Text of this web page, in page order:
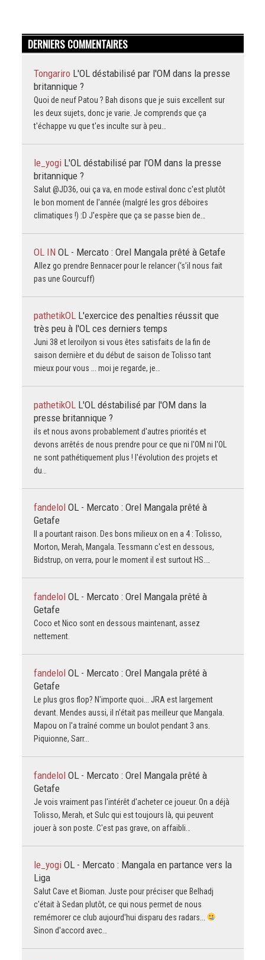
DERNIERS COMMENTAIRES
Tongariro L'OL déstabilisé par l'OM dans la presse
britannique ?
Quoi de neuf Patou ? Bah disons que je suis excellent sur
les deux sujets, donc je varie. Je comprends que ça
t'échappe vu que t'es inculte sur à peu…
le_yogi L'OL déstabilisé par l'OM dans la presse
britannique ?
Salut @JD36, oui ça va, en mode estival donc c'est plutôt
le bon moment de l'année (malgré les gros déboires
climatiques !) :D J'espère que ça se passe bien de…
OL IN OL - Mercato : Orel Mangala prêté à Getafe
Allez go prendre Bennacer pour le relancer (‘s’il nous fait
pas une Gourcuff)
pathetikOL L'exercice des penalties réussit que
très peu à l'OL ces derniers temps
Juni 38 et leroilyon si vous êtes satisfaits de la fin de
saison dernière et du début de saison de Tolisso tant
mieux pour vous ... moi je regarde, je…
pathetikOL L'OL déstabilisé par l'OM dans la
presse britannique ?
ils et nous avons probablement d'autres priorités et
devons arrêtés de nous prendre pour ce que ni l'OM ni l'OL
ne sont pathétiquement plus ! l'évolution des projets et
du…
fandelol OL - Mercato : Orel Mangala prêté à
Getafe
Il a pourtant raison. Des bons milieux on en a 4 : Tolisso,
Morton, Merah, Mangala. Tessmann c'est en dessous,
Bidstrup, on verra, pour le moment il est surtout HS.…
fandelol OL - Mercato : Orel Mangala prêté à
Getafe
Coco et Nico sont en dessous maintenant, assez
nettement.
fandelol OL - Mercato : Orel Mangala prêté à
Getafe
Le plus gros flop? N'importe quoi... JRA est largement
devant. Mendes aussi, il n'était pas meilleur que Mangala.
Mapou on l'a traîné comme un boulot pendant 3 ans.
Piquionne, Sarr...
fandelol OL - Mercato : Orel Mangala prêté à
Getafe
Je vois vraiment pas l'intérêt d'acheter ce joueur. On a déjà
Tolisso, Merah, et Sulc qui est toujours là, qui peuvent
jouer à son poste. C'est pas grave, on affaibli…
le_yogi OL - Mercato : Mangala en partance vers la
Liga
Salut Cave et Bioman. Juste pour préciser que Belhadj
c'était à Sedan plutôt, ce qui nous permet de nous
remémorer ce club aujourd'hui disparu des radars...
Sinon d'accord avec…